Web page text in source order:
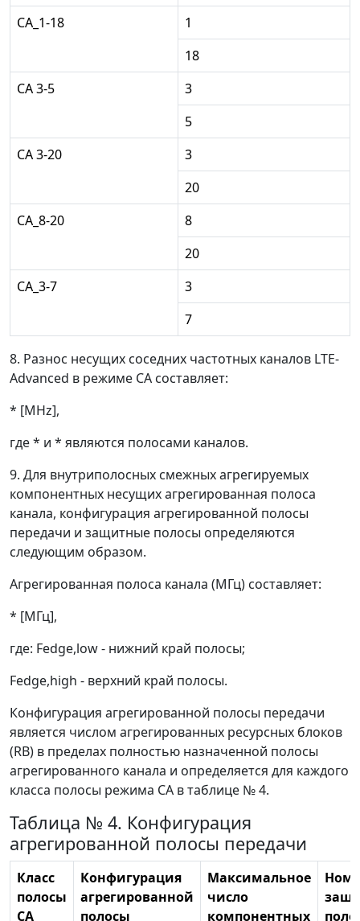
СА_1-18
1
18
СА 3-5
3
5
СА 3-20
3
20
СА_8-20
8
20
CA_3-7
3
7
8. Разнос несущих соседних частотных каналов LTE-
Advanced в режиме СА составляет:
* [MHz],
где * и * являются полосами каналов.
9. Для внутриполосных смежных агрегируемых
компонентных несущих агрегированная полоса
канала, конфигурация агрегированной полосы
передачи и защитные полосы определяются
следующим образом.
Агрегированная полоса канала (МГц) составляет:
* [МГц],
где: Fedge,low - нижний край полосы;
Fedge,high - верхний край полосы.
Конфигурация агрегированной полосы передачи
является числом агрегированных ресурсных блоков
(RB) в пределах полностью назначенной полосы
агрегированного канала и определяется для каждого
класса полосы режима СА в таблице № 4.
Таблица № 4. Конфигурация
агрегированной полосы передачи
Класс
полосы
СА
Конфигурация
агрегированной
полосы
Максимальное
число
компонентных